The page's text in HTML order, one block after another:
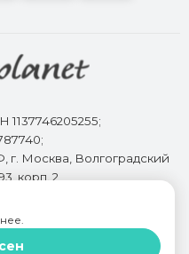
г. Москва, Волгоградский
корп. 2